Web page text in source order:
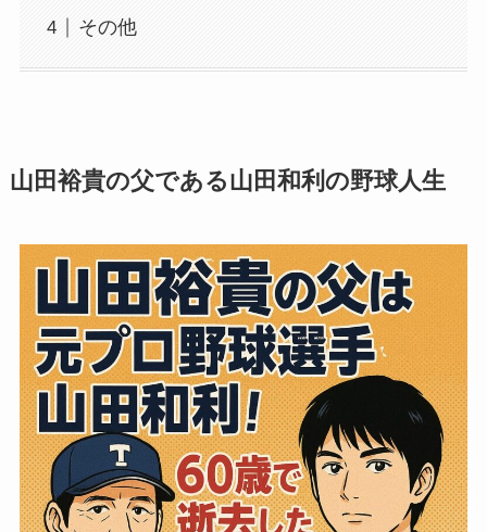
その他
山田裕貴の父である山田和利の野球人生